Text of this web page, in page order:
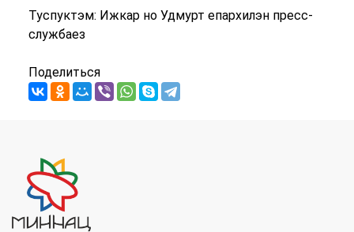
Туспуктэм: Ижкар но Удмурт епархилэн пресс-
службаез
Поделиться